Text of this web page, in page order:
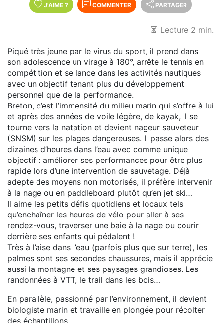
J'AIME ? COMMENTER PARTAGER
Lecture 2 min.
Piqué très jeune par le virus du sport, il prend dans
son adolescence un virage à 180°, arrête le tennis en
compétition et se lance dans les activités nautiques
avec un objectif tenant plus du développement
personnel que de la performance.
Breton, c’est l’immensité du milieu marin qui s’offre à lui
et après des années de voile légère, de kayak, il se
tourne vers la natation et devient nageur sauveteur
(SNSM) sur les plages dangereuses. Il passe alors des
dizaines d’heures dans l’eau avec comme unique
objectif : améliorer ses performances pour être plus
rapide lors d’une intervention de sauvetage. Déjà
adepte des moyens non motorisés, il préfère intervenir
à la nage ou en paddleboard plutôt qu’en jet ski…
Il aime les petits défis quotidiens et locaux tels
qu’enchaîner les heures de vélo pour aller à ses
rendez-vous, traverser une baie à la nage ou courir
derrière ses enfants qui pédalent !
Très à l’aise dans l’eau (parfois plus que sur terre), les
palmes sont ses secondes chaussures, mais il apprécie
aussi la montagne et ses paysages grandioses. Les
randonnées à VTT, le trail dans les bois…
En parallèle, passionné par l’environnement, il devient
biologiste marin et travaille en plongée pour récolter
des échantillons.